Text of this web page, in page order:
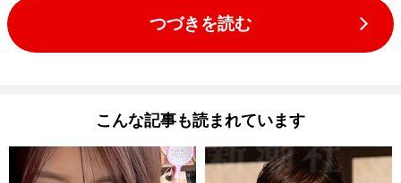
つづきを読む
こんな記事も読まれています